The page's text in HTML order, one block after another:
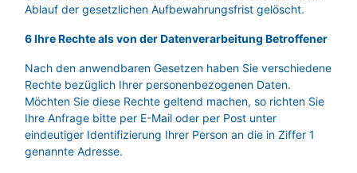
Ablauf der gesetzlichen Aufbewahrungsfrist gelöscht.
6 Ihre Rechte als von der Datenverarbeitung Betroffener
Nach den anwendbaren Gesetzen haben Sie verschiedene
Rechte bezüglich Ihrer personenbezogenen Daten.
Möchten Sie diese Rechte geltend machen, so richten Sie
Ihre Anfrage bitte per E-Mail oder per Post unter
eindeutiger Identifizierung Ihrer Person an die in Ziffer 1
genannte Adresse.